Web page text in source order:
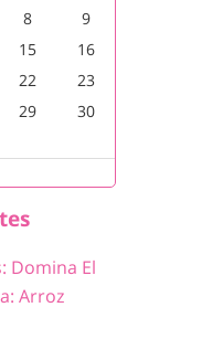
8
9
15
16
22
23
29
30
Domina El
Arroz